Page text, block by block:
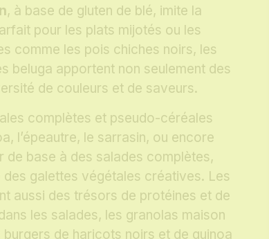
, à base de gluten de blé, imite la
pour les plats mijotés ou les
comme les pois chiches noirs, les
beluga apportent non seulement des
de couleurs et de saveurs.
complètes et pseudo-céréales
l’épeautre, le sarrasin, ou encore
de base à des salades complètes,
galettes végétales créatives. Les
aussi des trésors de protéines et de
les salades, les granolas maison
de haricots noirs et de quinoa